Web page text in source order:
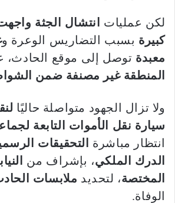
لكن عمليات
انتشال الجثة
كبيرة بسبب التضاريس الوعرة و
معبدة توصل إلى موقع الحادث،
المنطقة غير مصنفة ضمن
ولا تزال الجهود متواصلة حاليًا
سيارة نقل الأموات التابعة
انتظار مباشرة
التحقيقات
الدرك الملكي، بإشراف من
المختصة، لتحديد ملابسات
الوفاة.